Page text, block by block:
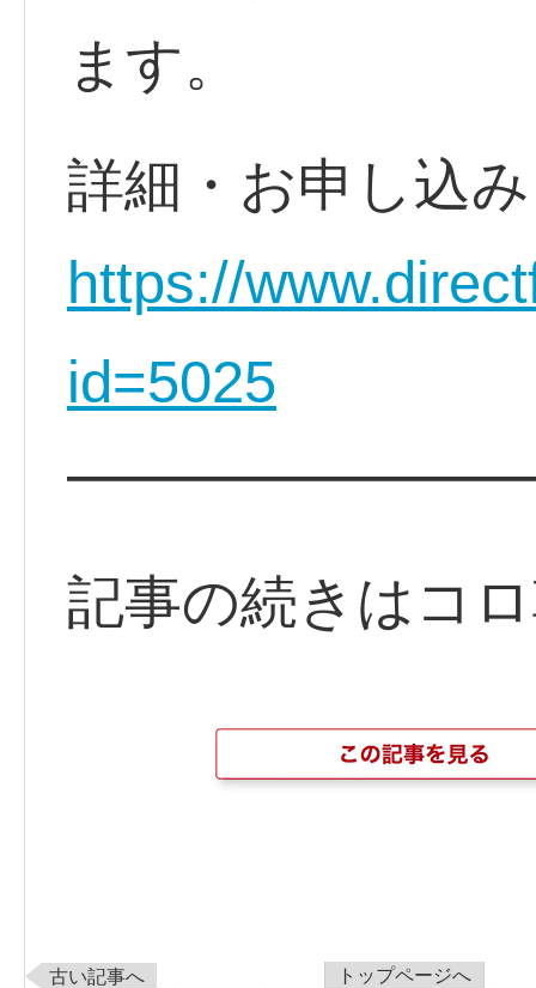
ます。
詳細・お申し
https://
id=5025
記事の続きはコ
古い記事へ トップページへ